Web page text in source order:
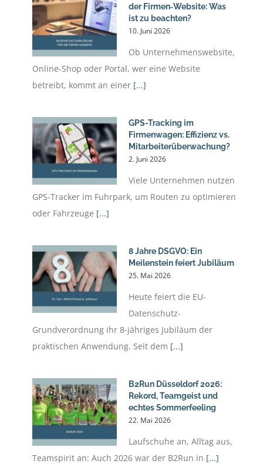
der Firmen‑Website: Was
ist zu beachten?
10. Juni 2026
Ob Unternehmenswebsite,
Online‑Shop oder Portal, wer eine Website
betreibt, kommt an einer [...]
GPS-Tracking im
Firmenwagen: Effizienz vs.
Mitarbeiterüberwachung?
2. Juni 2026
Viele Unternehmen nutzen
GPS-Tracker im Fuhrpark, um Routen zu optimieren
oder Fahrzeuge [...]
8 Jahre DSGVO: Ein
Meilenstein feiert Jubiläum
25. Mai 2026
Heute feiert die EU-
Datenschutz-
Grundverordnung ihr 8-jähriges Jubiläum der
praktischen Anwendung. Seit dem [...]
B2Run Düsseldorf 2026:
Rekord, Teamgeist und
echtes Sommerfeeling
22. Mai 2026
Laufschuhe an, Alltag aus,
Teamspirit an: Auch 2026 war der B2Run in [...]